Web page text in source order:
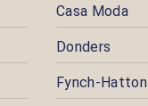
Casa Moda
Donders
Fynch-Hatton